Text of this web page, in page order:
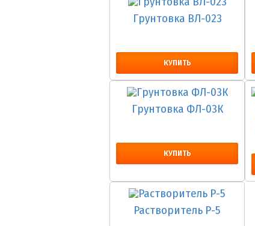
Грунтовка ВЛ-023
КУПИТЬ
Грунтовка ФЛ-03К
КУПИТЬ
Растворитель Р-5